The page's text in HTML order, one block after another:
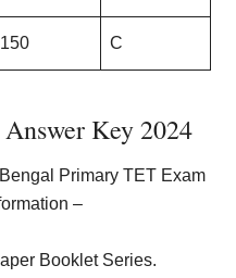
150 C
Key 2024
Primary TET Exam
–
Booklet Series.